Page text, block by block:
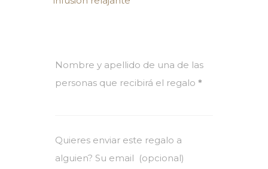
Nombre y apellido de una de las
personas que recibirá el regalo *
Quieres enviar este regalo a
alguien? Su email (opcional)